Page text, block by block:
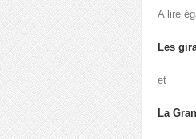
A lire
Les
et
La